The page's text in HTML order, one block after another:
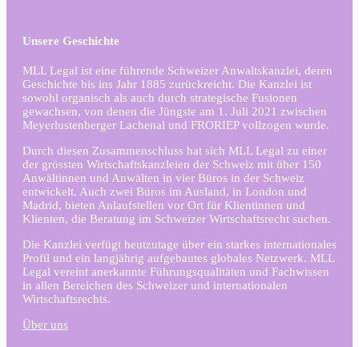
Unsere Geschichte
MLL Legal ist eine führende Schweizer Anwaltskanzlei, deren
Geschichte bis ins Jahr 1885 zurückreicht. Die Kanzlei ist
sowohl organisch als auch durch strategische Fusionen
gewachsen, von denen die Jüngste am 1. Juli 2021 zwischen
Meyerlustenberger Lachenal und FRORIEP vollzogen wurde.
Durch diesen Zusammenschluss hat sich MLL Legal zu einer
der grössten Wirtschaftskanzleien der Schweiz mit über 150
Anwältinnen und Anwälten in vier Büros in der Schweiz
entwickelt. Auch zwei Büros im Ausland, in London und
Madrid, bieten Anlaufstellen vor Ort für Klientinnen und
Klienten, die Beratung im Schweizer Wirtschaftsrecht suchen.
Die Kanzlei verfügt heutzutage über ein starkes internationales
Profil und ein langjährig aufgebautes globales Netzwerk. MLL
Legal vereint anerkannte Führungsqualitäten und Fachwissen
in allen Bereichen des Schweizer und internationalen
Wirtschaftsrechts.
Über uns